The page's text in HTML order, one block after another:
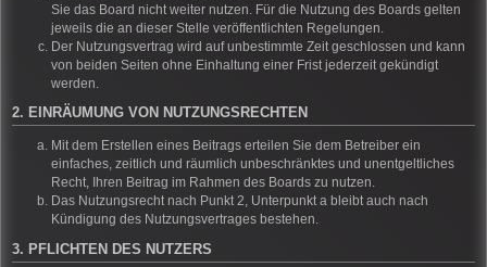
Sie das Board nicht weiter nutzen. Für die Nutzung des Boards gelten
jeweils die an dieser Stelle veröffentlichten Regelungen.
Der Nutzungsvertrag wird auf unbestimmte Zeit geschlossen und kann
von beiden Seiten ohne Einhaltung einer Frist jederzeit gekündigt
werden.
2. EINRÄUMUNG VON NUTZUNGSRECHTEN
Mit dem Erstellen eines Beitrags erteilen Sie dem Betreiber ein
einfaches, zeitlich und räumlich unbeschränktes und unentgeltliches
Recht, Ihren Beitrag im Rahmen des Boards zu nutzen.
Das Nutzungsrecht nach Punkt 2, Unterpunkt a bleibt auch nach
Kündigung des Nutzungsvertrages bestehen.
3. PFLICHTEN DES NUTZERS